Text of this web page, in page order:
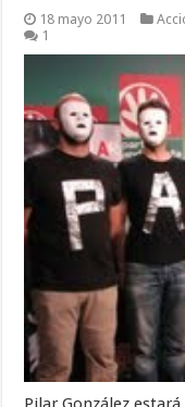
18 mayo 2011
1